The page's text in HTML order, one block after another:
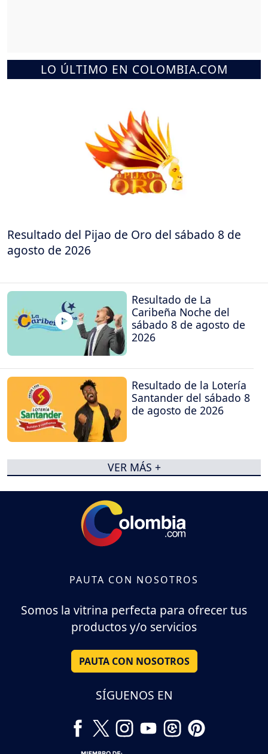
LO ÚLTIMO EN COLOMBIA.COM
Resultado del Pijao de Oro del sábado 8 de
agosto de 2026
Resultado de La
Caribeña Noche del
sábado 8 de agosto de
2026
Resultado de la Lotería
Santander del sábado 8
de agosto de 2026
VER MÁS +
PAUTA CON NOSOTROS
Somos la vitrina perfecta para ofrecer tus
productos y/o servicios
PAUTA CON NOSOTROS
SÍGUENOS EN